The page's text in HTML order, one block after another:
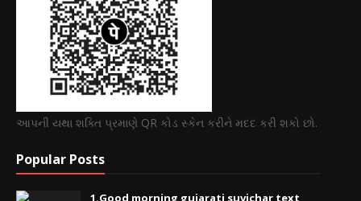
આપની યથા શક્તિ પ્રમાણે QR કોડ સ્કેન કરીને મદદ કરી શકો છો.
Popular Posts
1.Good morning gujarati suvichar text